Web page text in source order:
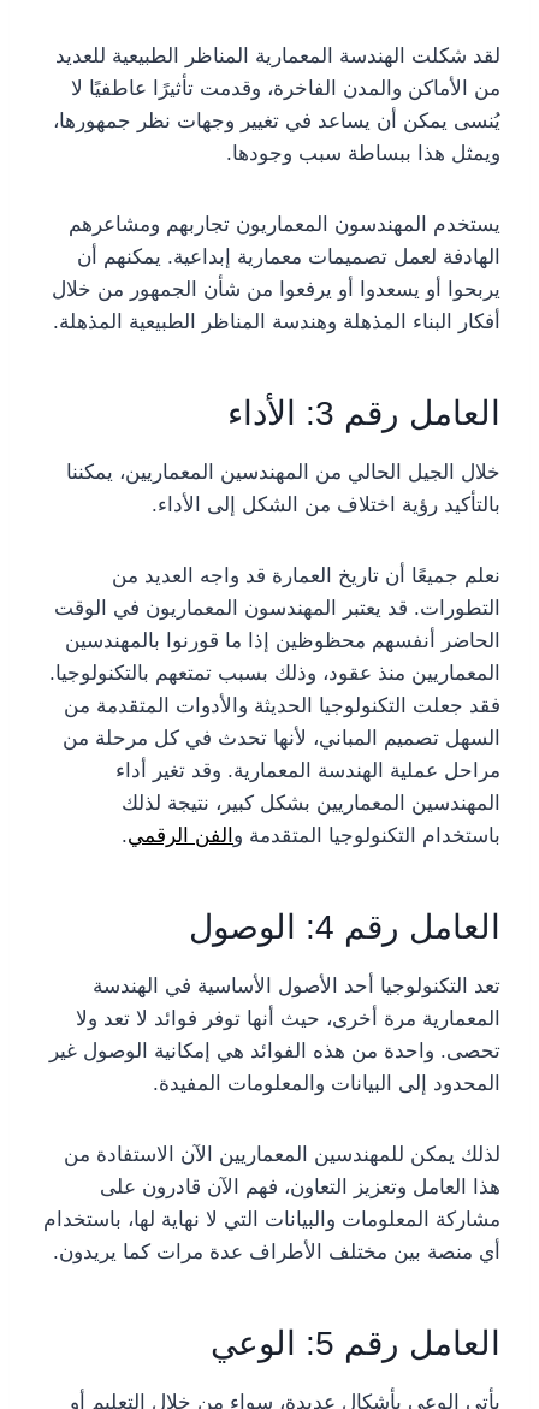
لقد شكلت الهندسة المعمارية المناظر الطبيعية للعديد
من الأماكن والمدن الفاخرة، وقدمت تأثيرًا عاطفيًا لا
يُنسى يمكن أن يساعد في تغيير وجهات نظر جمهورها،
ويمثل هذا ببساطة سبب وجودها.
يستخدم المهندسون المعماريون تجاربهم ومشاعرهم
الهادفة لعمل تصميمات معمارية إبداعية. يمكنهم أن
يربحوا أو يسعدوا أو يرفعوا من شأن الجمهور من خلال
أفكار البناء المذهلة وهندسة المناظر الطبيعية المذهلة.
العامل رقم 3: الأداء
خلال الجيل الحالي من المهندسين المعماريين، يمكننا
بالتأكيد رؤية اختلاف من الشكل إلى الأداء.
نعلم جميعًا أن تاريخ العمارة قد واجه العديد من
التطورات. قد يعتبر المهندسون المعماريون في الوقت
الحاضر أنفسهم محظوظين إذا ما قورنوا بالمهندسين
المعماريين منذ عقود، وذلك بسبب تمتعهم بالتكنولوجيا.
فقد جعلت التكنولوجيا الحديثة والأدوات المتقدمة من
السهل تصميم المباني، لأنها تحدث في كل مرحلة من
مراحل عملية الهندسة المعمارية. وقد تغير أداء
المهندسين المعماريين بشكل كبير، نتيجة لذلك
باستخدام التكنولوجيا المتقدمة و الفن الرقمي.
العامل رقم 4: الوصول
تعد التكنولوجيا أحد الأصول الأساسية في الهندسة
المعمارية مرة أخرى، حيث أنها توفر فوائد لا تعد ولا
تحصى. واحدة من هذه الفوائد هي إمكانية الوصول غير
المحدود إلى البيانات والمعلومات المفيدة.
لذلك يمكن للمهندسين المعماريين الآن الاستفادة من
هذا العامل وتعزيز التعاون، فهم الآن قادرون على
مشاركة المعلومات والبيانات التي لا نهاية لها، باستخدام
أي منصة بين مختلف الأطراف عدة مرات كما يريدون.
العامل رقم 5: الوعي
يأتي الوعي بأشكال عديدة، سواء من خلال التعليم أو